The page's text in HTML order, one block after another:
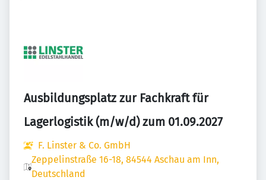
Ausbildungsplatz zur Fachkraft für
Lagerlogistik (m/w/d) zum 01.09.2027
F. Linster & Co. GmbH
Zeppelinstraße 16-18, 84544 Aschau am Inn,
Deutschland